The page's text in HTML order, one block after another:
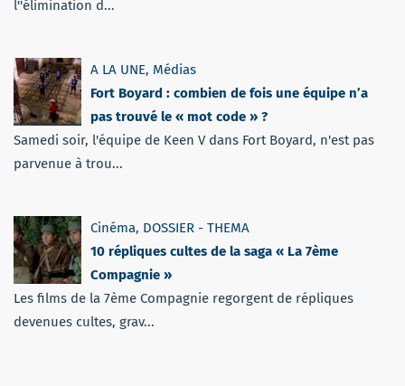
l''élimination d...
A LA UNE, Médias
Fort Boyard : combien de fois une équipe n’a
pas trouvé le « mot code » ?
Samedi soir, l'équipe de Keen V dans Fort Boyard, n'est pas
parvenue à trou...
Cinéma, DOSSIER - THEMA
10 répliques cultes de la saga « La 7ème
Compagnie »
Les films de la 7ème Compagnie regorgent de répliques
devenues cultes, grav...